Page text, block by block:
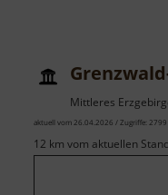
Mittleres
aktuell vom 26.04.2026 / Zugriffe: 2799
12 km vom aktuellen